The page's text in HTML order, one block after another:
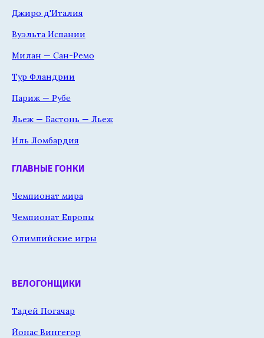
Джиро д'Италия
Вуэльта Испании
Милан — Сан-Ремо
Тур Фландрии
Париж — Рубе
Льеж — Бастонь — Льеж
Иль Ломбардия
ГЛАВНЫЕ ГОНКИ
Чемпионат мира
Чемпионат Европы
Олимпийские игры
ВЕЛОГОНЩИКИ
Тадей Погачар
Йонас Вингегор